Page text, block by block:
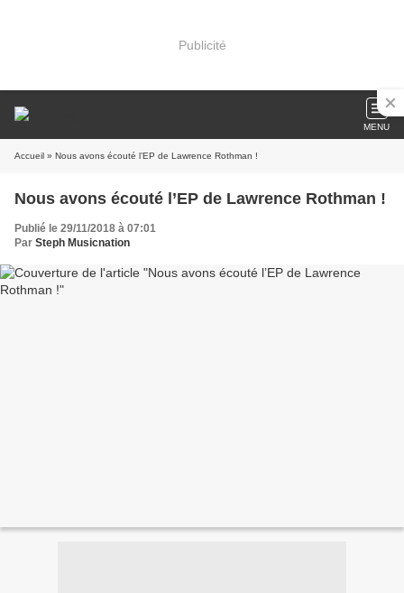
Publicité
MENU
Accueil » Nous avons écouté l’EP de Lawrence Rothman !
Nous avons écouté l’EP de Lawrence Rothman !
Publié le 29/11/2018 à 07:01
Par Steph Musicnation